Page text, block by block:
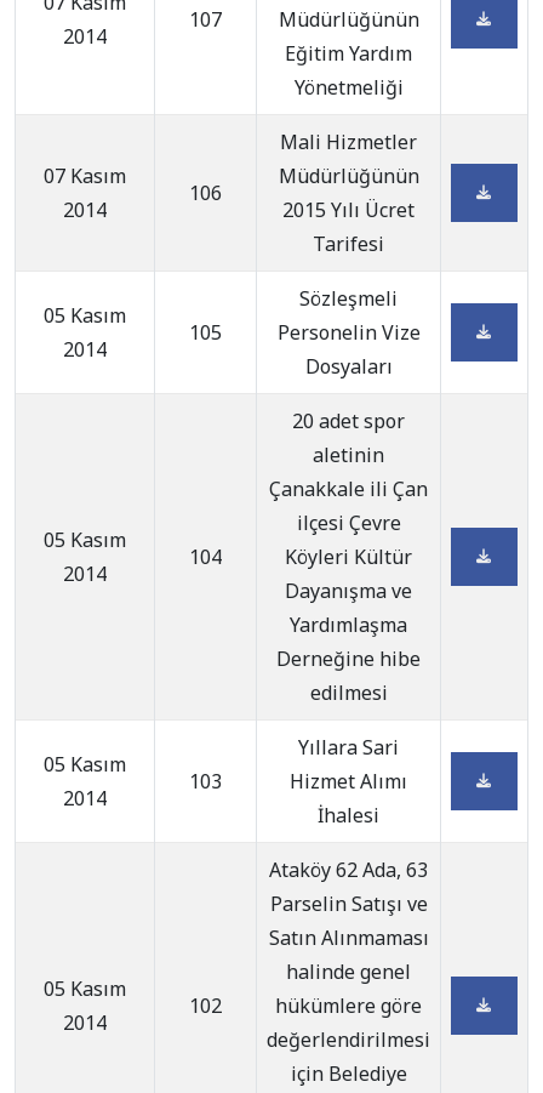
2014
107
Müdürlüğünün
Eğitim Yardım
Yönetmeliği
07 Kasım
2014
106
Mali Hizmetler
Müdürlüğünün
2015 Yılı Ücret
Tarifesi
05 Kasım
2014
105
Sözleşmeli
Personelin Vize
Dosyaları
05 Kasım
2014
104
20 adet spor
aletinin
Çanakkale ili Çan
ilçesi Çevre
Köyleri Kültür
Dayanışma ve
Yardımlaşma
Derneğine hibe
edilmesi
05 Kasım
2014
103
Yıllara Sari
Hizmet Alımı
İhalesi
05 Kasım
2014
102
Ataköy 62 Ada, 63
Parselin Satışı ve
Satın Alınmaması
halinde genel
hükümlere göre
değerlendirilmesi
için Belediye